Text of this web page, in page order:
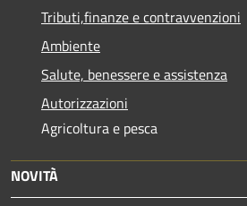
Tributi,finanze e contravvenzioni
Ambiente
Salute, benessere e assistenza
Autorizzazioni
Agricoltura e pesca
NOVITÀ